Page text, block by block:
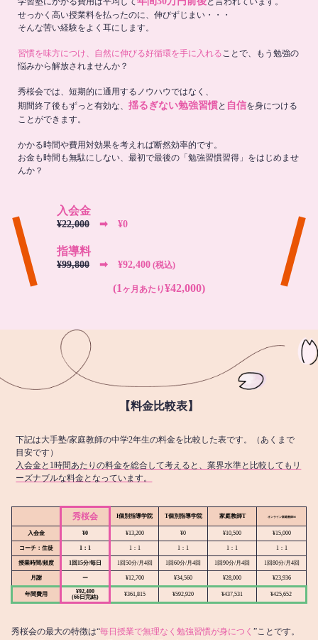
せっかく高い授業料を払ったのに、伸びずじまい・・・
そんな苦い経験をよく耳にします。
習慣を味方につけ、自然に伸びる好循環を手に入れることで、もう勉強の
悩みから解放されませんか？
秀桜会では、短期的に通用するノウハウではなく、
期間終了後もずっと有効な、 揺るぎない勉強習慣と 自信を身につける
ことができます。
かかる時間や費用対効果を考えれば断然効率的です。
お金も時間も無駄にしない、最初で最後の「勉強習慣習得」をはじめませ
んか？
入会金
¥22,000 ➡︎ ¥0
指導料
¥99,800 ➡︎ ¥92,400 (税込)
(1 ヶ月あたり¥42,000)
【料金比較表】
下記は大手塾/家庭教師の中学2年生の料金を比較した表です。（あくまで
目安です）
入会金と1時間あたりの料金を総合して考えると、業界水準と比較してもリ
ーズナブルな料金となっています。
秀桜会 I個別指導学院 T個別指導学院 家庭教師T オンライン家庭教師M
入会金 ¥0 ¥13,200 ¥0 ¥10,500 ¥15,000
コーチ：生徒 1：1 1：1 1：1 1：1 1：1
授業時間/頻度 1回15分/毎日 1回50分/月4回 1回60分/月4回 1回90分/月4回 1回80分/月4回
月謝 ー ¥12,700 ¥34,560 ¥28,000 ¥23,936
年間費用
¥92,400
(66日完結)
¥361,815 ¥592,920 ¥437,531 ¥425,652
秀桜会の最大の特徴は“毎日授業で無理なく勉強習慣が身につく ”ことです。